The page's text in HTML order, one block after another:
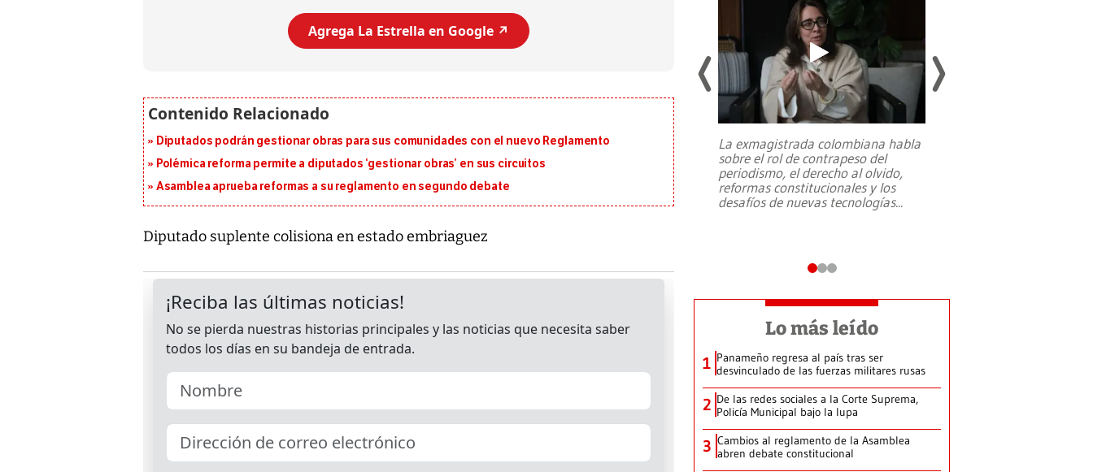
Agrega La Estrella en Google ↗️
Diputados podrán gestionar obras para sus comunidades con el nuevo Reglamento
Polémica reforma permite a diputados ‘gestionar obras’ en sus circuitos
Asamblea aprueba reformas a su reglamento en segundo debate
Diputado suplente colisiona en estado embriaguez
Un fuerte terremoto de magnitud
julio en la prefectura de Kumamoto,
al sur de Japón, provocando una
emergencia de gran
La exmagistrada colombiana habla
sobre el rol de contrapeso del
periodismo, el derecho al olvido,
reformas constitucionales y los
desafíos de nuevas tecnologías...
Lo más leído
1 Panameño regresa al país tras ser
desvinculado de las fuerzas militares rusas
2 De las redes sociales a la Corte Suprema,
Policía Municipal bajo la lupa
3 Cambios al reglamento de la Asamblea
abren debate constitucional